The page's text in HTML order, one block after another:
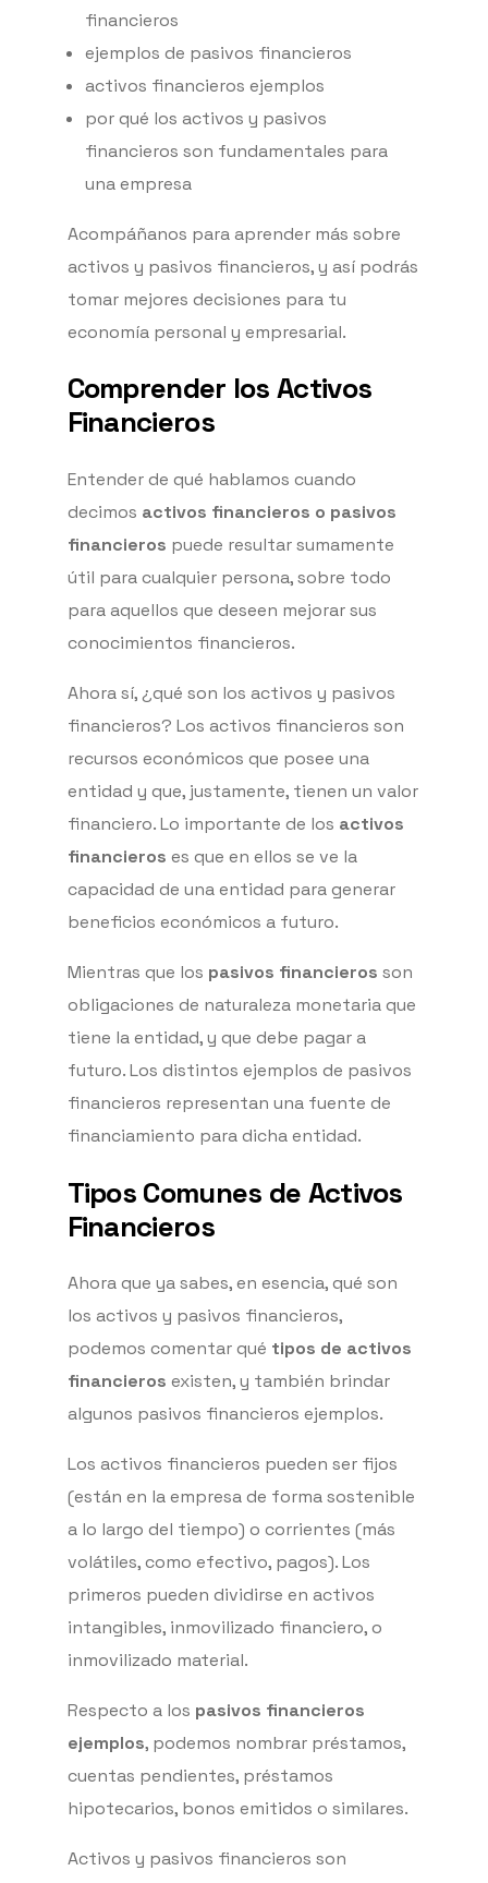
financieros
ejemplos de pasivos financieros
activos financieros ejemplos
por qué los activos y pasivos
financieros son fundamentales para
una empresa
Acompáñanos para aprender más sobre
activos y pasivos financieros, y así podrás
tomar mejores decisiones para tu
economía personal y empresarial.
Comprender los Activos
Financieros
Entender de qué hablamos cuando
decimos activos financieros o pasivos
financieros puede resultar sumamente
útil para cualquier persona, sobre todo
para aquellos que deseen mejorar sus
conocimientos financieros.
Ahora sí, ¿qué son los activos y pasivos
financieros? Los activos financieros son
recursos económicos que posee una
entidad y que, justamente, tienen un valor
financiero. Lo importante de los activos
financieros es que en ellos se ve la
capacidad de una entidad para generar
beneficios económicos a futuro.
Mientras que los pasivos financieros son
obligaciones de naturaleza monetaria que
tiene la entidad, y que debe pagar a
futuro. Los distintos ejemplos de pasivos
financieros representan una fuente de
financiamiento para dicha entidad.
Tipos Comunes de Activos
Financieros
Ahora que ya sabes, en esencia, qué son
los activos y pasivos financieros,
podemos comentar qué tipos de activos
financieros existen, y también brindar
algunos pasivos financieros ejemplos.
Los activos financieros pueden ser fijos
(están en la empresa de forma sostenible
a lo largo del tiempo) o corrientes (más
volátiles, como efectivo, pagos). Los
primeros pueden dividirse en activos
intangibles, inmovilizado financiero, o
inmovilizado material.
Respecto a los pasivos financieros
ejemplos, podemos nombrar préstamos,
cuentas pendientes, préstamos
hipotecarios, bonos emitidos o similares.
Activos y pasivos financieros son